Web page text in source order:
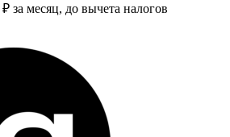
₽ за месяц, до вычета налогов